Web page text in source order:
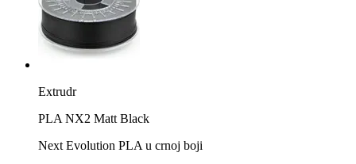
Extrudr
PLA NX2 Matt Black
Next Evolution PLA u crnoj boji